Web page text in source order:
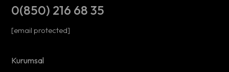
0(850) 216 68 35
[email protected]
Kurumsal